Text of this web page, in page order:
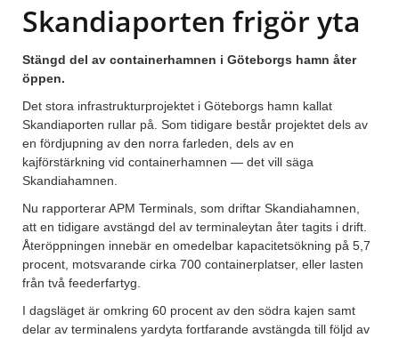
Skandiaporten frigör yta
Stängd del av containerhamnen i Göteborgs hamn åter
öppen.
Det stora infrastrukturprojektet i Göteborgs hamn kallat
Skandiaporten rullar på. Som tidigare består projektet dels av
en fördjupning av den norra farleden, dels av en
kajförstärkning vid containerhamnen — det vill säga
Skandiahamnen.
Nu rapporterar APM Terminals, som driftar Skandiahamnen,
att en tidigare avstängd del av terminaleytan åter tagits i drift.
Återöppningen innebär en omedelbar kapacitetsökning på 5,7
procent, motsvarande cirka 700 containerplatser, eller lasten
från två feederfartyg.
I dagsläget är omkring 60 procent av den södra kajen samt
delar av terminalens yardyta fortfarande avstängda till följd av